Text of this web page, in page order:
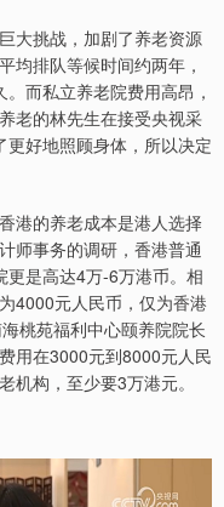
挑战，加剧了养老资源
均排队等候时间约两年，
而私立养老院费用高昂，
老的林先生在接受央视采
好地照顾身体，所以决定
的养老成本是港人选择
师事务的调研，香港普通
是高达4万-6万港币。相
4000元人民币，仅为香港
桃苑福利中心颐养院院长
用在3000元到8000元人民
机构，至少要3万港元。